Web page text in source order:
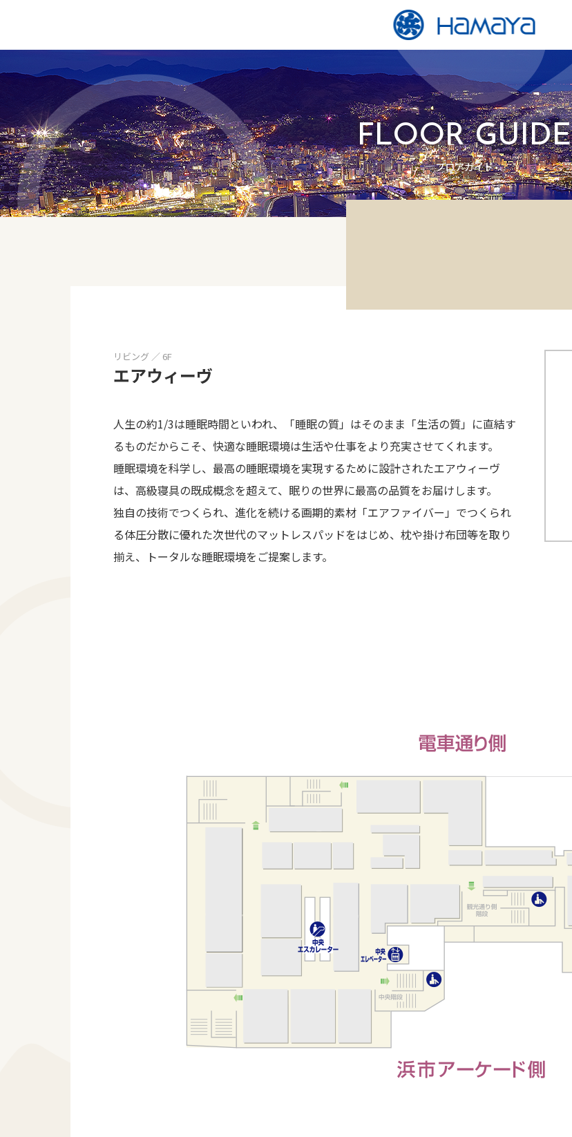
FLOOR GUIDE
フロアガイド
リビング ／ 6F
エアウィーヴ
人生の約1/3は睡眠時間といわれ、「睡眠の質」はそのまま「生活の質」に直結す
るものだからこそ、快適な睡眠環境は生活や仕事をより充実させてくれます。
睡眠環境を科学し、最高の睡眠環境を実現するために設計されたエアウィーヴ
は、高級寝具の既成概念を超えて、眠りの世界に最高の品質をお届けします。
独自の技術でつくられ、進化を続ける画期的素材「エアファイバー」でつくられ
る体圧分散に優れた次世代のマットレスパッドをはじめ、枕や掛け布団等を取り
揃え、トータルな睡眠環境をご提案します。